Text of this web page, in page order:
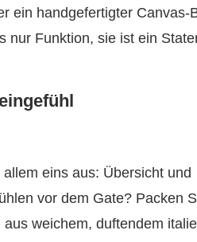
ein handgefertigter Canvas-
nur Funktion, sie ist ein
eins aus: Übersicht und
vor dem Gate? Packen
weichem, duftendem